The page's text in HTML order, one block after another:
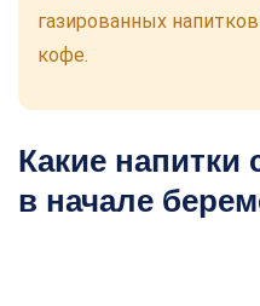
газированных
кофе.
Какие напитки
в начале